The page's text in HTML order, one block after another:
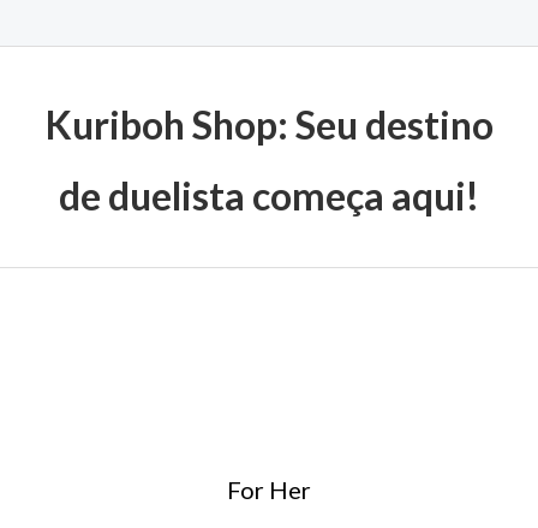
Kuriboh Shop: Seu destino
de duelista começa aqui!
For Her